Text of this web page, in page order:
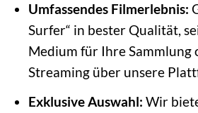
Umfassendes Filmerlebnis:
Surfer“ in bester Qualität,
Medium für Ihre Sammlung
Streaming über unsere
Exklusive Auswahl: Wir